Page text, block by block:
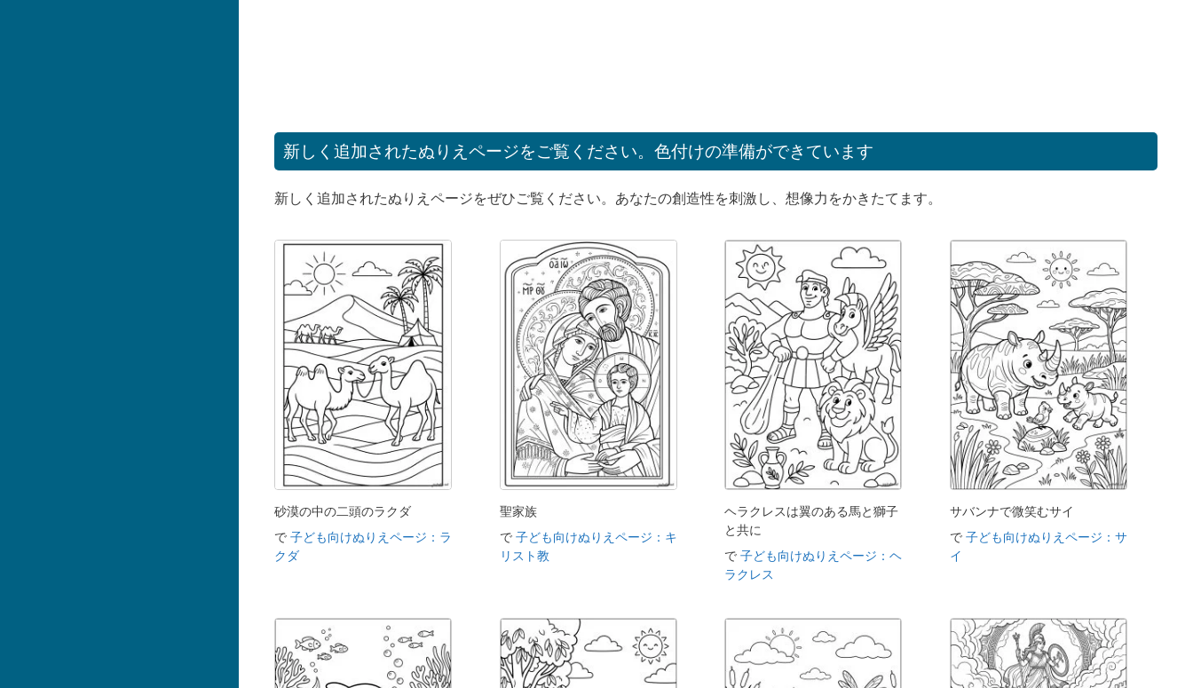
新しく追加されたぬりえページをご覧ください。色付けの準備ができています
新しく追加されたぬりえページをぜひご覧ください。あなたの創造性を刺激し、想像力をかきたてます。
砂漠の中の二頭のラクダ
で 子ども向けぬりえページ：ラ
クダ
聖家族
で 子ども向けぬりえページ：キ
リスト教
ヘラクレスは翼のある馬と獅子
と共に
で子ども向けぬりえページ：ヘ
ラクレス
サバンナで微笑むサイ
で子ども向けぬりえページ：サ
イ